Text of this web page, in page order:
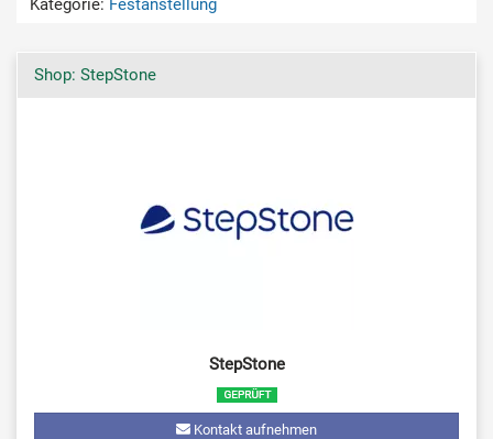
Shop: StepStone
StepStone
Kontakt aufnehmen